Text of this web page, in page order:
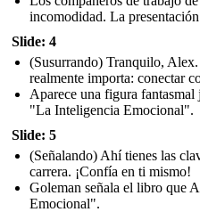
incomodidad. La
Slide: 4
(Susurrando) Tranquilo,
realmente importa: conectar
Aparece una figura
"La Inteligencia Emocional".
Slide: 5
(Señalando) Ahí tienes las
carrera. ¡Confía en ti mismo!
Goleman señala el libro que
Emocional".